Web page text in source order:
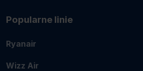
Popularne linie
Ryanair
Wizz Air